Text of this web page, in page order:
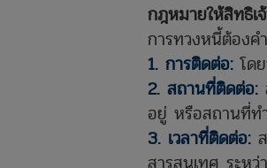
กฎหมายให้สิทธิเ
การทวงหนี้ต้อง
1. การติดต่อ: โด
2. สถานที่ติดต่อ:
อยู่ หรือสถานที่ท
3. เวลาที่ติดต่อ: